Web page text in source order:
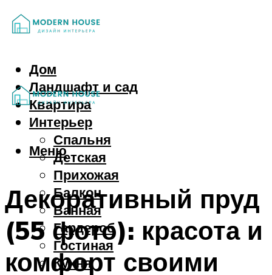
Дом
Ландшафт и сад
Квартира
Интерьер
Спальня
Детская
Прихожая
Балкон
Ванная
Гардероб
Гостиная
Кухня
Меню
Декоративный пруд
(55 фото): красота и
комфорт своими